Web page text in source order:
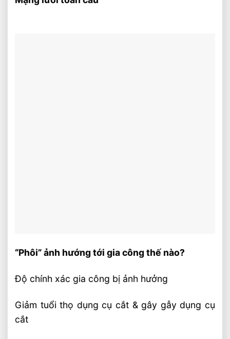
“Phôi” ảnh hướng tới gia công thế nào?
Độ chính xác gia công bị ảnh hưởng
Giảm tuổi thọ dụng cụ cắt & gây gẫy dụng cụ
cắt